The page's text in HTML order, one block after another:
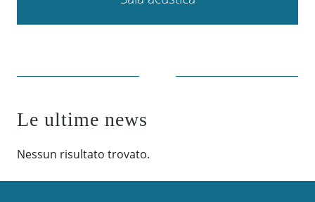
Le ultime news
Nessun risultato trovato.